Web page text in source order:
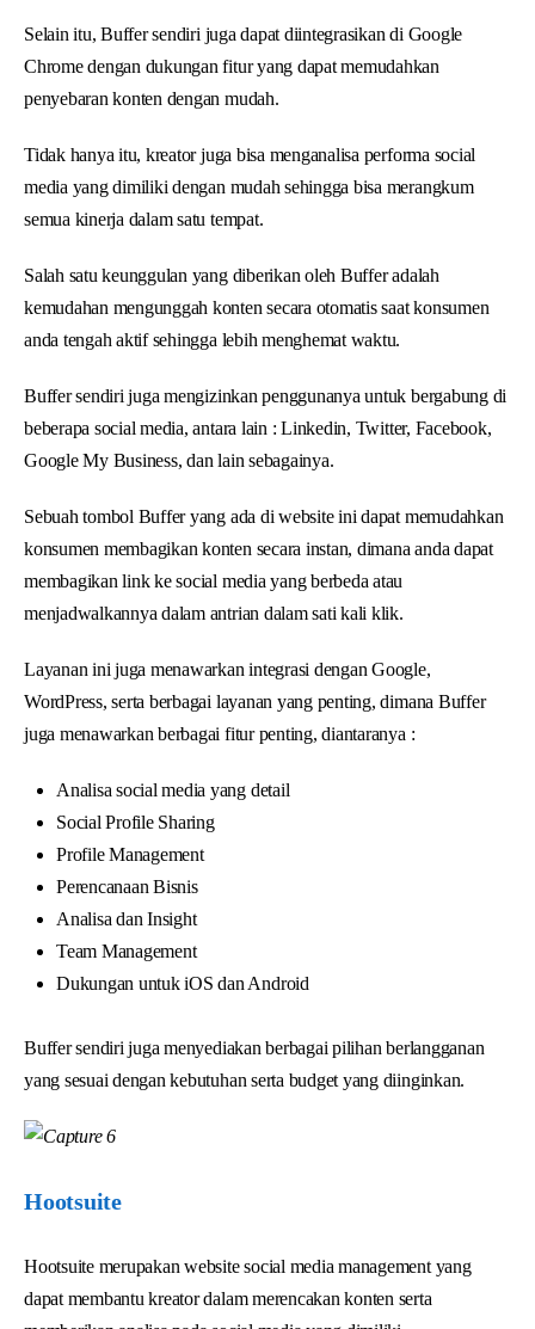
Selain itu, Buffer sendiri juga dapat diintegrasikan di Google
Chrome dengan dukungan fitur yang dapat memudahkan
penyebaran konten dengan mudah.
Tidak hanya itu, kreator juga bisa menganalisa performa social
media yang dimiliki dengan mudah sehingga bisa merangkum
semua kinerja dalam satu tempat.
Salah satu keunggulan yang diberikan oleh Buffer adalah
kemudahan mengunggah konten secara otomatis saat konsumen
anda tengah aktif sehingga lebih menghemat waktu.
Buffer sendiri juga mengizinkan penggunanya untuk bergabung di
beberapa social media, antara lain : Linkedin, Twitter, Facebook,
Google My Business, dan lain sebagainya.
Sebuah tombol Buffer yang ada di website ini dapat memudahkan
konsumen membagikan konten secara instan, dimana anda dapat
membagikan link ke social media yang berbeda atau
menjadwalkannya dalam antrian dalam sati kali klik.
Layanan ini juga menawarkan integrasi dengan Google,
WordPress, serta berbagai layanan yang penting, dimana Buffer
juga menawarkan berbagai fitur penting, diantaranya :
Analisa social media yang detail
Social Profile Sharing
Profile Management
Perencanaan Bisnis
Analisa dan Insight
Team Management
Dukungan untuk iOS dan Android
Buffer sendiri juga menyediakan berbagai pilihan berlangganan
yang sesuai dengan kebutuhan serta budget yang diinginkan.
Hootsuite
Hootsuite merupakan website social media management yang
dapat membantu kreator dalam merencakan konten serta